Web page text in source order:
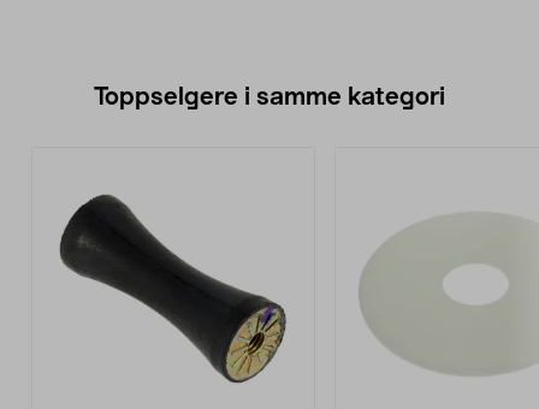
Toppselgere i samme kategori